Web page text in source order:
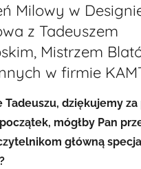
Milowy w
z Tadeuszem
Mistrzem
w firmie
Tadeuszu, dziękujemy
mógłby Pan
główną